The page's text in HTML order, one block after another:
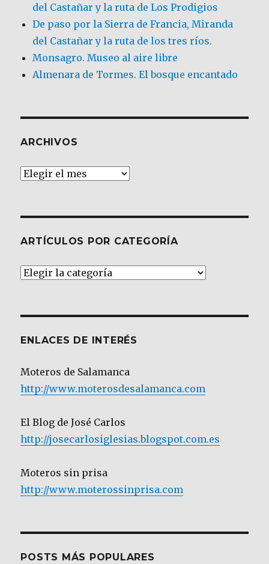
del Castañar y la ruta de Los Prodigios
De paso por la Sierra de Francia, Miranda
del Castañar y la ruta de los tres ríos.
Monsagro. Museo al aire libre
Almenara de Tormes. El bosque encantado
ARCHIVOS
Archivos
ARTÍCULOS POR CATEGORÍA
Artículos
ENLACES DE INTERÉS
Moteros de Salamanca
http://www.moterosdesalamanca.com
El Blog de José Carlos
http://josecarlosiglesias.blogspot.com.es
Moteros sin prisa
http://www.moterossinprisa.com
POSTS MÁS POPULARES